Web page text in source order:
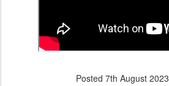
Posted 7th August 2023